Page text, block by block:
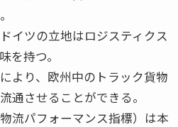
イツの立地はロジスティクス
を持つ。
より、欧州中のトラック貨物
通させることができる。
流パフォーマンス指標）は本